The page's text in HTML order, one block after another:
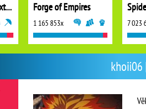
khoii06
Bubble Shooter Extreme Forge of Empires
1 165 853x 7 023